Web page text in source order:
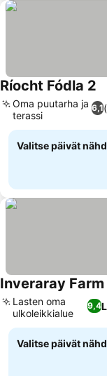
Ríocht Fódla 2
6,1
Oma puutarha ja
terassi
Valitse päivät
Inveraray Farm
9,4
Lasten oma
ulkoleikkialue
Valitse päivät